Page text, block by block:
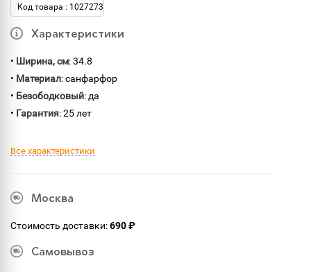
Код товара : 1027273
Характеристики
• Ширина, см: 34.8
• Материал: санфарфор
• Безободковый: да
• Гарантия: 25 лет
Все характеристики
Москва
Стоимость доставки:690 ₽
Самовывоз